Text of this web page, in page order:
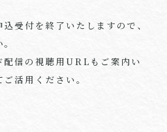
受付を終了いたしますので、
配信の視聴用URL もご案内い
活用ください。